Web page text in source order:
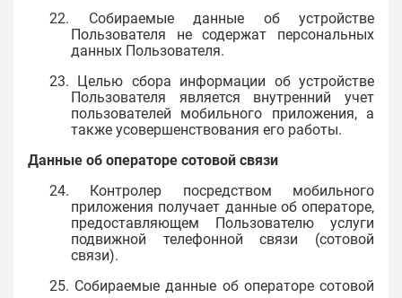
22. Собираемые данные об устройстве
Пользователя не содержат персональных
данных Пользователя.
23. Целью сбора информации об устройстве
Пользователя является внутренний учет
пользователей мобильного приложения, а
также усовершенствования его работы.
Данные об операторе сотовой связи
24. Контролер посредством мобильного
приложения получает данные об операторе,
предоставляющем Пользователю услуги
подвижной телефонной связи (сотовой
связи).
25. Собираемые данные об операторе сотовой